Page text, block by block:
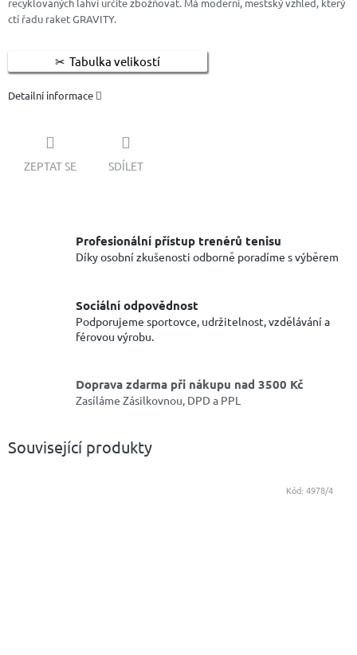
recyklovaných lahví určitě zbožňovat. Má moderní, městský vzhled, který
ctí řadu raket GRAVITY.
Tabulka velikostí
Detailní informace
ZEPTAT SE SDÍLET
Profesionální přístup trenérů tenisu
Díky osobní zkušenosti odborně poradíme s výběrem
Sociální odpovědnost
Podporujeme sportovce, udržitelnost, vzdělávání a
férovou výrobu.
Doprava zdarma při nákupu nad 3500 Kč
Zasíláme Zásilkovnou, DPD a PPL
Související produkty
Kód: 4978/4